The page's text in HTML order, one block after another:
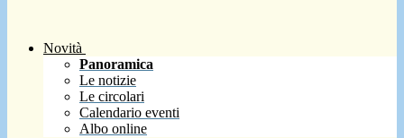
Novità
Panoramica
Le notizie
Le circolari
Calendario eventi
Albo online